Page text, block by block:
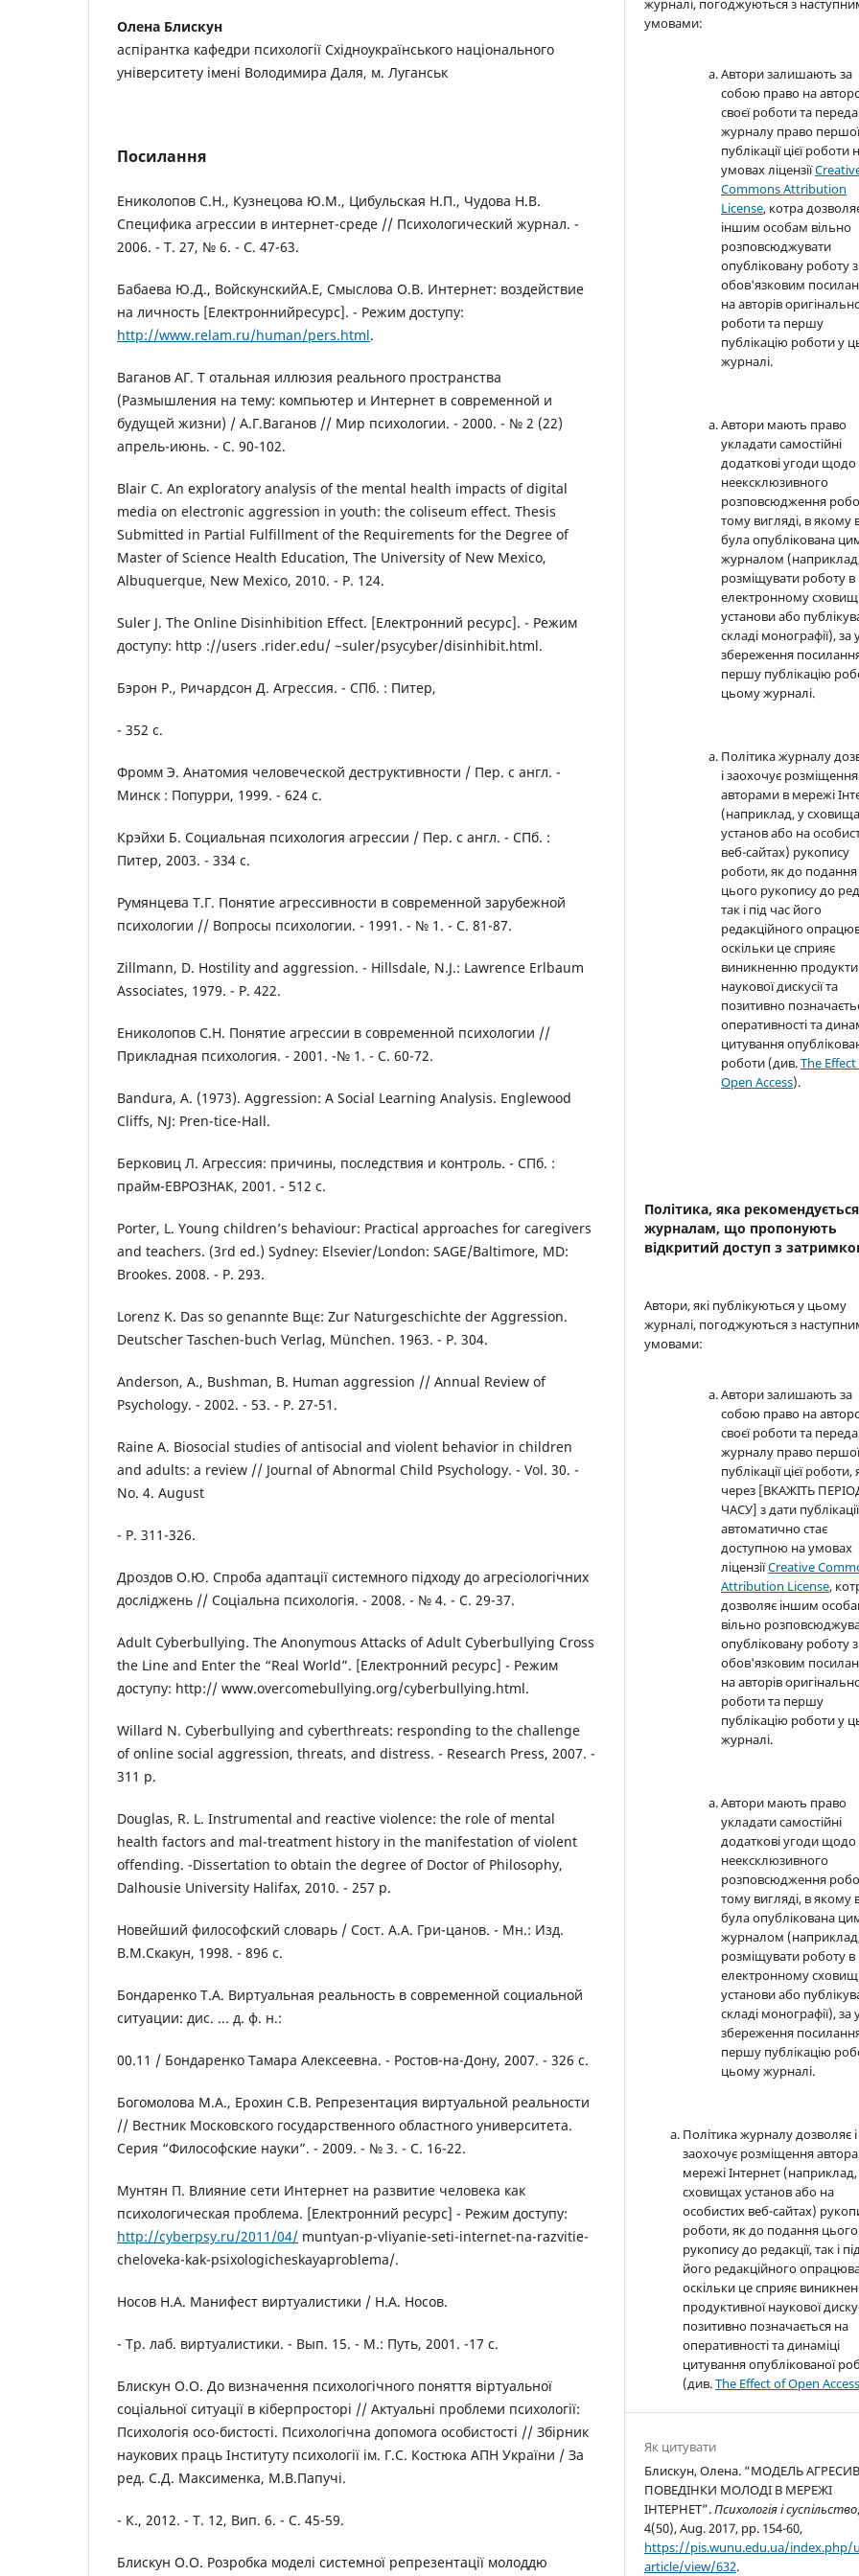
Олена Блискун
аспірантка кафедри психології Східноукраїнського національного
університету імені Володимира Даля, м. Луганськ
Посилання
Ениколопов С.Н., Кузнецова Ю.М., Цибульская Н.П., Чудова Н.В.
Специфика агрессии в интернет-среде // Психологический журнал. -
2006. - Т. 27, № 6. - С. 47-63.
Бабаева Ю.Д., ВойскунскийА.Е, Смыслова О.В. Интернет: воздействие
на личность [Електроннийресурс]. - Режим доступу:
http://www.relam.ru/human/pers.html.
Ваганов АГ. Т отальная иллюзия реального пространства
(Размышления на тему: компьютер и Интернет в современной и
будущей жизни) / А.Г.Ваганов // Мир психологии. - 2000. - № 2 (22)
апрель-июнь. - С. 90-102.
Blair C. An exploratory analysis of the mental health impacts of digital
media on electronic aggression in youth: the coliseum effect. Thesis
Submitted in Partial Fulfillment of the Requirements for the Degree of
Master of Science Health Education, The University of New Mexico,
Albuquerque, New Mexico, 2010. - P. 124.
Suler J. The Online Disinhibition Effect. [Електронний ресурс]. - Режим
доступу: http ://users .rider.edu/ ~suler/psycyber/disinhibit.html.
Бэрон P., Ричардсон Д. Агрессия. - СПб. : Питер,
- 352 с.
Фромм Э. Анатомия человеческой деструктивности / Пер. с англ. -
Минск : Попурри, 1999. - 624 с.
Крэйхи Б. Социальная психология агрессии / Пер. с англ. - СПб. :
Питер, 2003. - 334 с.
Румянцева Т.Г. Понятие агрессивности в современной зарубежной
психологии // Вопросы психологии. - 1991. - № 1. - С. 81-87.
Zillmann, D. Hostility and aggression. - Hillsdale, N.J.: Lawrence Erlbaum
Associates, 1979. - P. 422.
Ениколопов C.H. Понятие агрессии в современной психологии //
Прикладная психология. - 2001. -№ 1. - С. 60-72.
Bandura, A. (1973). Aggression: A Social Learning Analysis. Englewood
Cliffs, NJ: Pren-tice-Hall.
Берковиц Л. Агрессия: причины, последствия и контроль. - СПб. :
прайм-ЕВРОЗНАК, 2001. - 512 с.
Porter, L. Young children’s behaviour: Practical approaches for caregivers
and teachers. (3rd ed.) Sydney: Elsevier/London: SAGE/Baltimore, MD:
Brookes. 2008. - P. 293.
Lorenz K. Das so genannte Вщє: Zur Naturgeschichte der Aggression.
Deutscher Taschen-buch Verlag, München. 1963. - P. 304.
Anderson, A., Bushman, B. Human aggression // Annual Review of
Psychology. - 2002. - 53. - Р. 27-51.
Raine A. Biosocial studies of antisocial and violent behavior in children
and adults: a review // Journal of Abnormal Child Psychology. - Vol. 30. -
No. 4. August
- Р. 311-326.
Дроздов О.Ю. Спроба адаптації системного підходу до агресіологічних
досліджень // Соціальна психологія. - 2008. - № 4. - С. 29-37.
Adult Cyberbullying. The Anonymous Attacks of Adult Cyberbullying Cross
the Line and Enter the “Real World”. [Електронний ресурс] - Режим
доступу: http:// www.overcomebullying.org/cyberbullying.html.
Willard N. Cyberbullying and cyberthreats: responding to the challenge
of online social aggression, threats, and distress. - Research Press, 2007. -
311 р.
Douglas, R. L. Instrumental and reactive violence: the role of mental
health factors and mal-treatment history in the manifestation of violent
offending. -Dissertation to obtain the degree of Doctor of Philosophy,
Dalhousie University Halifax, 2010. - 257 р.
Новейший философский словарь / Сост. А.А. Гри-цанов. - Мн.: Изд.
В.М.Скакун, 1998. - 896 с.
Бондаренко Т.А. Виртуальная реальность в современной социальной
ситуации: дис. ... д. ф. н.:
00.11 / Бондаренко Тамара Алексеевна. - Ростов-на-Дону, 2007. - 326 с.
Богомолова М.А., Ерохин C.B. Репрезентация виртуальной реальности
// Вестник Московского государственного областного университета.
Серия “Философские науки”. - 2009. - № 3. - С. 16-22.
Мунтян П. Влияние сети Интернет на развитие человека как
психологическая проблема. [Електронний ресурс] - Режим доступу:
http://cyberpsy.ru/2011/04/ muntyan-p-vliyanie-seti-internet-na-razvitie-
cheloveka-kak-psixologicheskayaproblema/.
Носов Н.А. Манифест виртуалистики / Н.А. Носов.
- Тр. лаб. виртуалистики. - Вып. 15. - М.: Путь, 2001. -17 с.
Блискун О.О. До визначення психологічного поняття віртуальної
соціальної ситуації в кіберпросторі // Актуальні проблеми психології:
Психологія осо-бистості. Психологічна допомога особистості // Збірник
наукових праць Інституту психології ім. Г.С. Костюка АПН України / За
ред. С.Д. Максименка, М.В.Папучі.
- К., 2012. - Т. 12, Вип. 6. - С. 45-59.
Блискун О.О. Розробка моделі системної репрезентації молоддю
журналі, погоджуються з
умовами:
Автори залишають за
собою право на
своєї роботи та
журналу право
публікації цієї роботи
умовах ліцензії
Commons Attribution
License, котра
іншим особам вільно
розповсюджувати
опубліковану роботу з
обов'язковим
на авторів
роботи та першу
публікацію роботи у
журналі.
Автори мають право
укладати самостійні
додаткові угоди щодо
неексклюзивного
розповсюдження
тому вигляді, в якому
була опублікована
журналом
розміщувати роботу в
електронному
установи або
складі монографії),
збереження
першу публікацію
цьому журналі.
Політика журналу
і заохочує розміщення
авторами в мережі
(наприклад, у
установ або на
веб-сайтах) рукопису
роботи, як до подання
цього рукопису до
так і під час його
редакційного
оскільки це сприяє
виникненню
наукової дискусії та
позитивно
оперативності та
цитування
роботи (див.The
Open Access).
Політика, яка рекомендується
журналам, що пропонують
відкритий доступ з
Автори, які публікуються у цьому
журналі, погоджуються з
умовами:
Автори залишають за
собою право на
своєї роботи та
журналу право
публікації цієї роботи,
через [ВКАЖІТЬ
ЧАСУ] з дати публікації
автоматично стає
доступною на умовах
ліцензіїCreative
Attribution License,
дозволяє іншим
вільно
опубліковану роботу з
обов'язковим
на авторів
роботи та першу
публікацію роботи у
журналі.
Автори мають право
укладати самостійні
додаткові угоди щодо
неексклюзивного
розповсюдження
тому вигляді, в якому
була опублікована
журналом
розміщувати роботу в
електронному
установи або
складі монографії),
збереження
першу публікацію
цьому журналі.
Політика журналу дозволяє і
заохочує розміщення
мережі Інтернет
сховищах установ або на
особистих веб-сайтах)
роботи, як до подання цього
рукопису до редакції, так і
його редакційного
оскільки це сприяє
продуктивної наукової
позитивно позначається на
оперативності та динаміці
цитування опублікованої
(див.The Effect of Open Access
Як цитувати
Блискун, Олена. “МОДЕЛЬ
ПОВЕДІНКИ МОЛОДІ В МЕРЕЖІ
ІНТЕРНЕТ”.Психологія і суспільство
4(50), Aug. 2017, pp. 154-60,
https://pis.wunu.edu.ua/index.php/
article/view/632.